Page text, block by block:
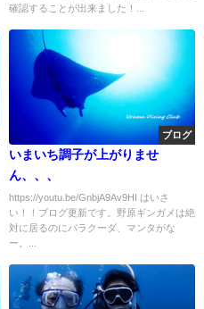
確認することが出来ました！...
ブログ
いまいち調子が上がりませ
ん、、、
https://youtu.be/GnbjA9Av9HI はいさ
い！！ブログ更新です。野原ギンガメは絶
対に居るのにバラクーダ、マンタがな
ー。...